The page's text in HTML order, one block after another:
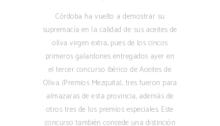
Córdoba ha vuelto a demostrar su
supremacía en la calidad de sus aceites de
oliva virgen extra, pues de los cincos
primeros galardones entregados ayer en
el tercer concurso ibérico de Aceites de
Oliva (Premios Mezquita), tres fueron para
almazaras de esta provincia, además de
otros tres de los premios especiales. Este
concurso también concede una distinción